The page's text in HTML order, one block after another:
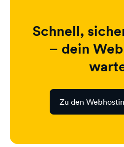
Schnell,
– dein
Zu den